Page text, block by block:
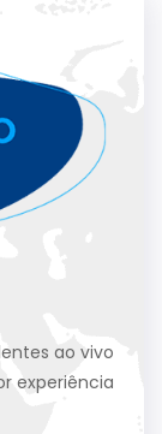
ao vivo
experiência